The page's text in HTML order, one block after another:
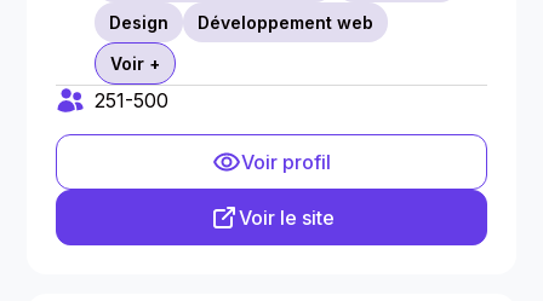
Design
Développement web
Voir +
251-500
Voir profil
Voir le site